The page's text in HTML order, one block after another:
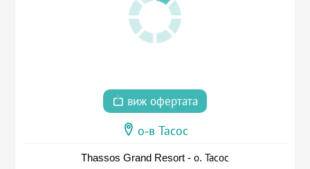
виж офертата
о-в Тасос
Thassos Grand Resort - о. Тасос